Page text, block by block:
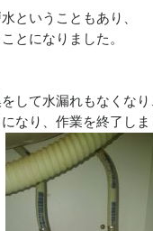
ということもあり、
とになりました。
して水漏れもなくなり
なり、作業を終了しま